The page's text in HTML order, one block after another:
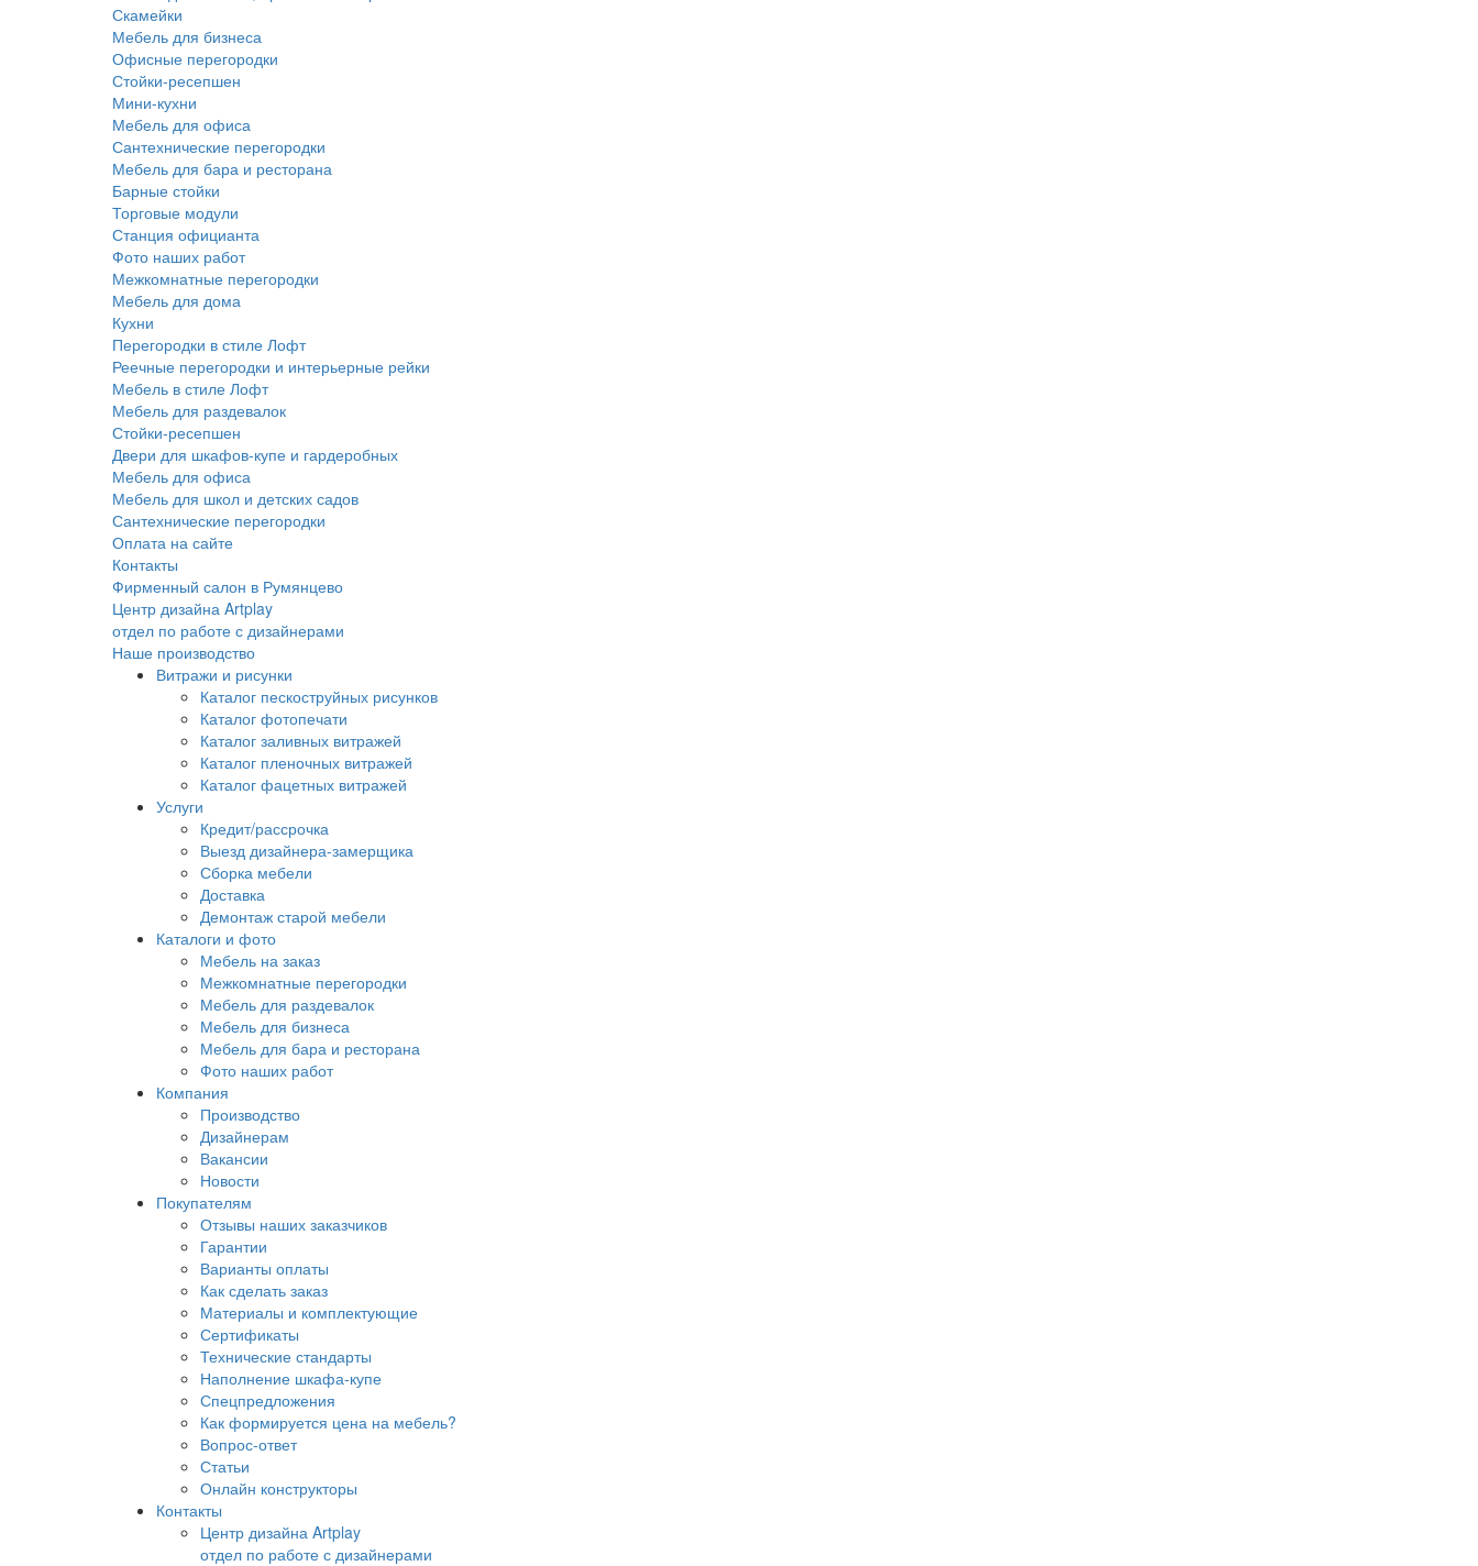
Скамейки
Мебель для бизнеса
Офисные перегородки
Стойки-ресепшен
Мини-кухни
Мебель для офиса
Сантехнические перегородки
Мебель для бара и ресторана
Барные стойки
Торговые модули
Станция официанта
Фото наших работ
Межкомнатные перегородки
Мебель для дома
Кухни
Перегородки в стиле Лофт
Реечные перегородки и интерьерные рейки
Мебель в стиле Лофт
Мебель для раздевалок
Стойки-ресепшен
Двери для шкафов-купе и гардеробных
Мебель для офиса
Мебель для школ и детских садов
Сантехнические перегородки
Оплата на сайте
Контакты
Фирменный салон в Румянцево
Центр дизайна Artplay
отдел по работе с дизайнерами
Наше производство
Витражи и рисунки
Каталог пескоструйных рисунков
Каталог фотопечати
Каталог заливных витражей
Каталог пленочных витражей
Каталог фацетных витражей
Услуги
Кредит/рассрочка
Выезд дизайнера-замерщика
Сборка мебели
Доставка
Демонтаж старой мебели
Каталоги и фото
Мебель на заказ
Межкомнатные перегородки
Мебель для раздевалок
Мебель для бизнеса
Мебель для бара и ресторана
Фото наших работ
Компания
Производство
Дизайнерам
Вакансии
Новости
Покупателям
Отзывы наших заказчиков
Гарантии
Варианты оплаты
Как сделать заказ
Материалы и комплектующие
Сертификаты
Технические стандарты
Наполнение шкафа-купе
Спецпредложения
Как формируется цена на мебель?
Вопрос-ответ
Статьи
Онлайн конструкторы
Контакты
Центр дизайна Artplay
отдел по работе с дизайнерами